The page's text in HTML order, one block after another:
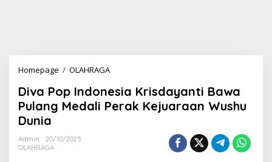
Homepage / OLAHRAGA
v
a
P
Diva Pop Indonesia Krisdayanti Bawa
Pulang Medali Perak Kejuaraan Wushu
Dunia
Admin
20/10/2025
OLAHRAGA